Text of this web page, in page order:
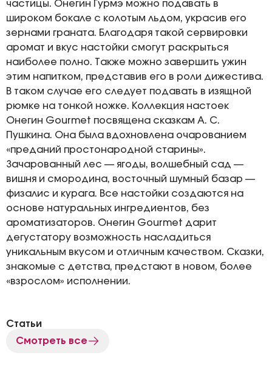
частицы. Онегин Гурмэ можно подавать в
широком бокале с колотым льдом, украсив его
зернами граната. Благодаря такой сервировки
аромат и вкус настойки смогут раскрыться
наиболее полно. Также можно завершить ужин
этим напитком, представив его в роли дижестива.
В таком случае его следует подавать в изящной
рюмке на тонкой ножке. Коллекция настоек
Онегин Gourmet посвящена сказкам А. С.
Пушкина. Она была вдохновлена очарованием
«преданий простонародной старины».
Зачарованный лес — ягоды, волшебный сад —
вишня и смородина, восточный шумный базар —
физалис и курага. Все настойки создаются на
основе натуральных ингредиентов, без
ароматизаторов. Онегин Gourmet дарит
дегустатору возможность насладиться
уникальным вкусом и отличным качеством. Сказки,
знакомые с детства, предстают в новом, более
«взрослом» исполнении.
Статьи
Смотреть все